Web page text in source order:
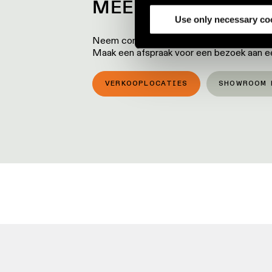
analyze our traffic. We also
partners.Use only necessary
MEER WETEN
Neem contact op met een van onze
Maak een afspraak voor een bezoek aan
VERKOOPLOCATIES SHOWROOM